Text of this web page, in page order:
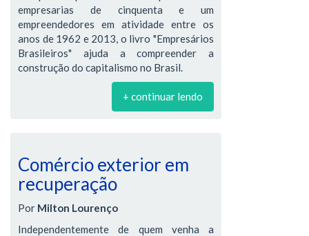
empresarias de cinquenta e um
empreendedores em atividade entre os
anos de 1962 e 2013, o livro "Empresários
Brasileiros" ajuda a compreender a
construção do capitalismo no Brasil.
+ continuar lendo
Comércio exterior em
recuperação
Por Milton Lourenço
Independentemente de quem venha a